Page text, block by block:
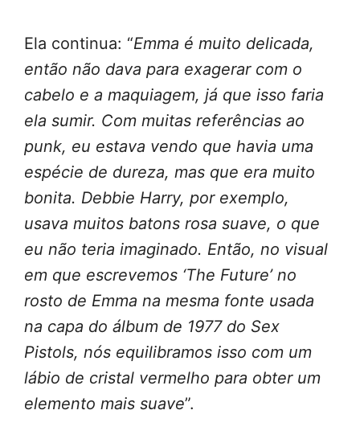
Ela continua: “Emma é muito delicada,
então não dava para exagerar com o
cabelo e a maquiagem, já que isso faria
ela sumir. Com muitas referências ao
punk, eu estava vendo que havia uma
espécie de dureza, mas que era muito
bonita. Debbie Harry, por exemplo,
usava muitos batons rosa suave, o que
eu não teria imaginado. Então, no visual
em que escrevemos ‘The Future’ no
rosto de Emma na mesma fonte usada
na capa do álbum de 1977 do Sex
Pistols, nós equilibramos isso com um
lábio de cristal vermelho para obter um
elemento mais suave”.